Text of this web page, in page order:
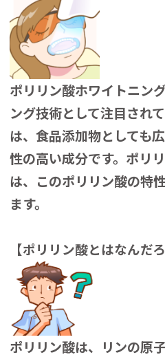
ポリリン酸ホワイトニン
ング技術として注目され
は、食品添加物としても
性の高い成分です。ポリ
は、このポリリン酸の特
ます。
【ポリリン酸とはなんだろ
ポリリン酸は、リンの原